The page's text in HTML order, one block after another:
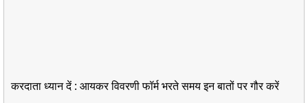
करदाता ध्यान दें : आयकर विवरणी फॉर्म भरते समय इन बातों पर गौर करें